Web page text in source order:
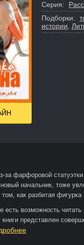
Серия:
Подборки:
истории
за фарфоровой
начальник, тоже
как разбитая
есть возможность
книги представлен